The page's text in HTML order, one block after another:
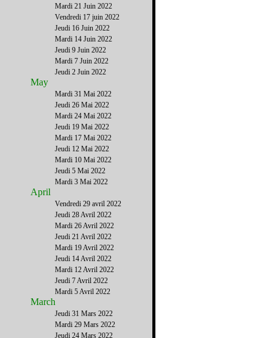
Mardi 21 Juin 2022
Vendredi 17 juin 2022
Jeudi 16 Juin 2022
Mardi 14 Juin 2022
Jeudi 9 Juin 2022
Mardi 7 Juin 2022
Jeudi 2 Juin 2022
May
Mardi 31 Mai 2022
Jeudi 26 Mai 2022
Mardi 24 Mai 2022
Jeudi 19 Mai 2022
Mardi 17 Mai 2022
Jeudi 12 Mai 2022
Mardi 10 Mai 2022
Jeudi 5 Mai 2022
Mardi 3 Mai 2022
April
Vendredi 29 avril 2022
Jeudi 28 Avril 2022
Mardi 26 Avril 2022
Jeudi 21 Avril 2022
Mardi 19 Avril 2022
Jeudi 14 Avril 2022
Mardi 12 Avril 2022
Jeudi 7 Avril 2022
Mardi 5 Avril 2022
March
Jeudi 31 Mars 2022
Mardi 29 Mars 2022
Jeudi 24 Mars 2022